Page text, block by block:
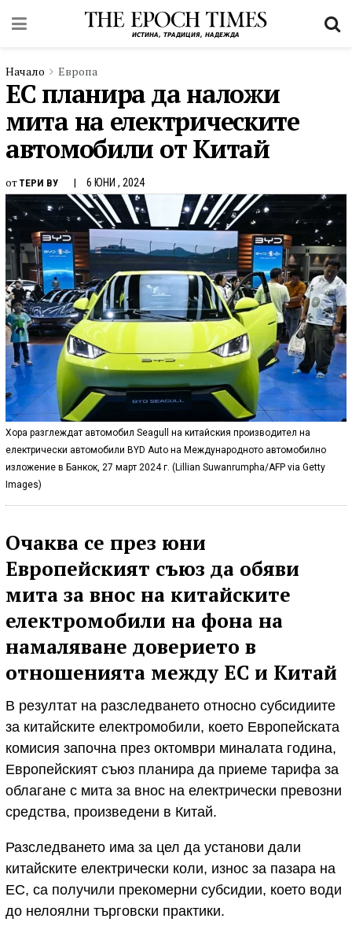
Начало Европа
ЕС планира да наложи
мита на електрическите
автомобили от Китай
от ТЕРИ ВУ 6 ЮНИ , 2024
Хора разглеждат автомобил Seagull на китайския производител на
електрически автомобили BYD Auto на Международното автомобилно
изложение в Банкок, 27 март 2024 г. (Lillian Suwanrumpha/AFP via Getty
Images)
Очаква се през юни
Европейският съюз да обяви
мита за внос на китайските
електромобили на фона на
намаляване доверието в
отношенията между ЕС и Китай
В резултат на разследването относно субсидиите
за китайските електромобили, което Европейската
комисия започна през октомври миналата година,
Европейският съюз планира да приеме тарифа за
облагане с мита за внос на електрически превозни
средства, произведени в Китай.
Разследването има за цел да установи дали
китайските електрически коли, износ за пазара на
ЕС, са получили прекомерни субсидии, което води
до нелоялни търговски практики.